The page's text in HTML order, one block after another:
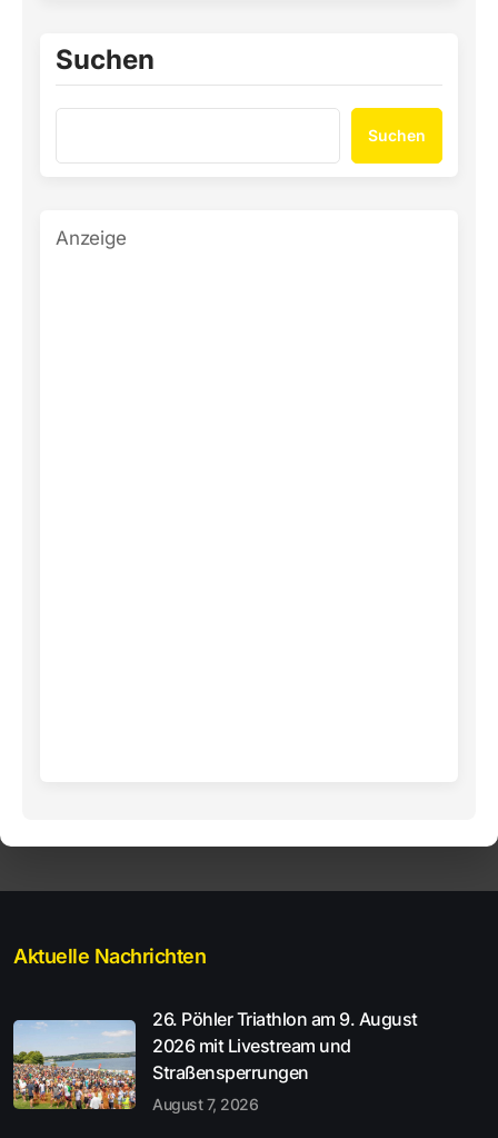
Suchen
Suchen
Anzeige
Aktuelle Nachrichten
26. Pöhler Triathlon am 9. August
2026 mit Livestream und
Straßensperrungen
August 7, 2026